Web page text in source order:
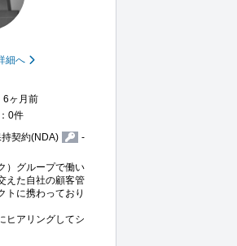
細へ
6ヶ月前
0件
契約(NDA) -
）グループで働い
えた自社の顧客管
トに携わっており
ヒアリングしてシ